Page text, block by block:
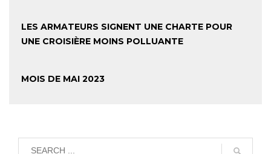
LES ARMATEURS SIGNENT UNE CHARTE POUR
UNE CROISIÈRE MOINS POLLUANTE
MOIS DE MAI 2023